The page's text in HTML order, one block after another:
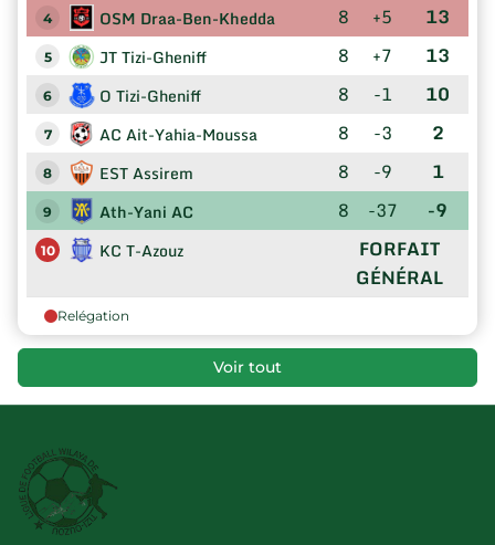
4 OSM Draa-Ben-Khedda 8 +5 13
5 JT Tizi-Gheniff 8 +7 13
6 O Tizi-Gheniff 8 -1 10
7 AC Ait-Yahia-Moussa 8 -3 2
8 EST Assirem 8 -9 1
9 Ath-Yani AC 8 -37 -9
10 KC T-Azouz
FORFAIT
GÉNÉRAL
Relégation
Voir tout